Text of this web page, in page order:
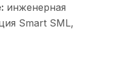
инженерная
Smart SML,